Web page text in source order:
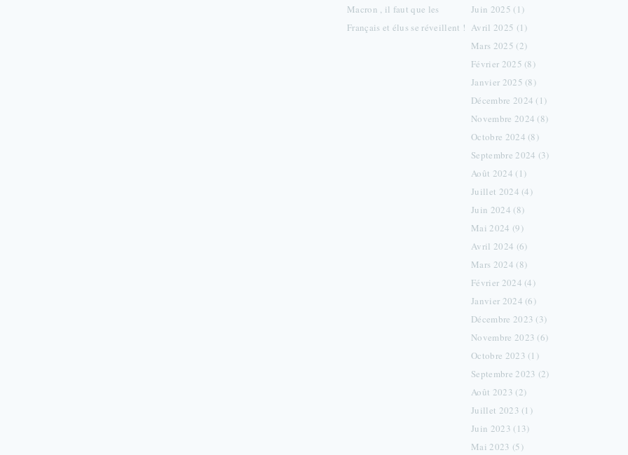
Macron , il faut que les
Français et élus se réveillent !
Juin 2025 (1)
Avril 2025 (1)
Mars 2025 (2)
Février 2025 (8)
Janvier 2025 (8)
Décembre 2024 (1)
Novembre 2024 (8)
Octobre 2024 (8)
Septembre 2024 (3)
Août 2024 (1)
Juillet 2024 (4)
Juin 2024 (8)
Mai 2024 (9)
Avril 2024 (6)
Mars 2024 (8)
Février 2024 (4)
Janvier 2024 (6)
Décembre 2023 (3)
Novembre 2023 (6)
Octobre 2023 (1)
Septembre 2023 (2)
Août 2023 (2)
Juillet 2023 (1)
Juin 2023 (13)
Mai 2023 (5)